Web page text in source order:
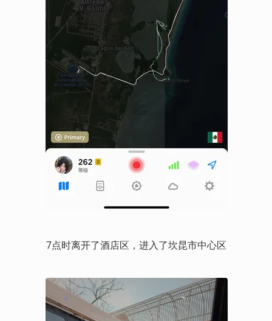
7点时离开了酒店区，进入了坎昆市中心区